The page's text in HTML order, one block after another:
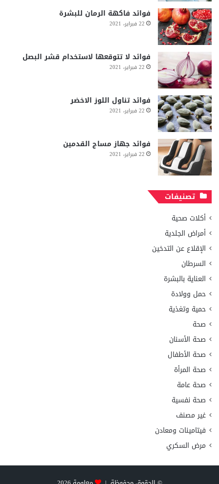
فوائد فاكهة الرمان للبشرة
22 فبراير، 2021
فوائد لا تتوقعها لاستخدام قشر البصل
22 فبراير، 2021
فوائد تناول اللوز الاخضر
22 فبراير، 2021
فوائد جهاز مساج القدمين
22 فبراير، 2021
تصنيفات
أكلات صحية
أمراض الجلدية
الإقلاع عن التدخين
السرطان
العناية بالبشرة
حمل وولادة
حمية وتغذية
صحة
صحة الأسنان
صحة الأطفال
صحة المرأة
صحة عامة
صحة نفسية
غير مصنف
فيتامينات ومعادن
مرض السكري